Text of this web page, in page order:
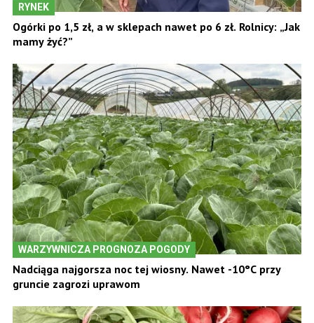
RYNEK
Ogórki po 1,5 zł, a w sklepach nawet po 6 zł. Rolnicy: „Jak
mamy żyć?”
WARZYWNICZA PROGNOZA POGODY
Nadciąga najgorsza noc tej wiosny. Nawet -10°C przy
gruncie zagrozi uprawom